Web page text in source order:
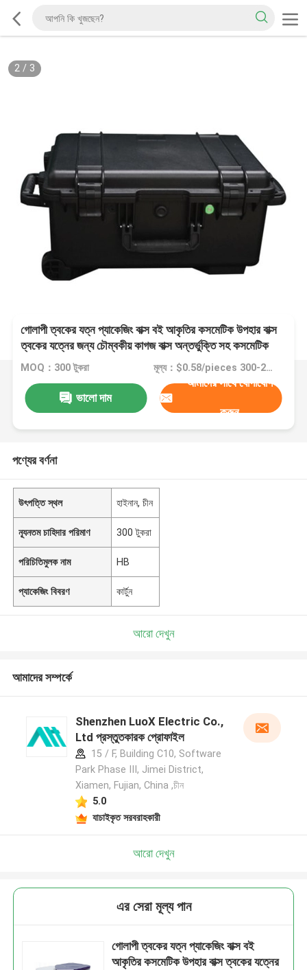
2/ 3
গোলাপী ত্বকের যত্ন প্যাকেজিং বাক্স বই আকৃতির কসমেটিক উপহার বাক্স
ত্বকের যত্নের জন্য চৌম্বকীয় কাগজ বাক্স অন্তর্ভুক্তি সহ কসমেটিক
বোতল
MOQ：300 টুকরা মূল্য：$0.58/pieces 300-2999 pieces
ভালো দাম
আমাদের সাথে যোগাযোগ
করুন
পণ্যের বর্ণনা
উৎপত্তি স্থল হাইনান, চীন
ন্যূনতম চাহিদার পরিমাণ 300 টুকরা
পরিচিতিমুলক নাম HB
প্যাকেজিং বিবরণ কার্টুন
আরো দেখুন
আমাদের সম্পর্কে
Shenzhen LuoX Electric Co.,
Ltd প্রস্তুতকারক প্রোফাইল
15 / F, Building C10, Software
Park Phase III, Jimei District,
Xiamen, Fujian, China ,চীন
5.0
যাচাইকৃত সরবরাহকারী
আরো দেখুন
এর সেরা মূল্য পান
গোলাপী ত্বকের যত্ন প্যাকেজিং বাক্স বই
আকৃতির কসমেটিক উপহার বাক্স ত্বকের যত্নের